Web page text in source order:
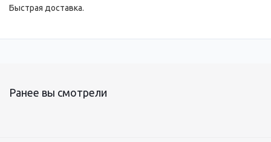
Быстрая доставка.
Ранее вы смотрели